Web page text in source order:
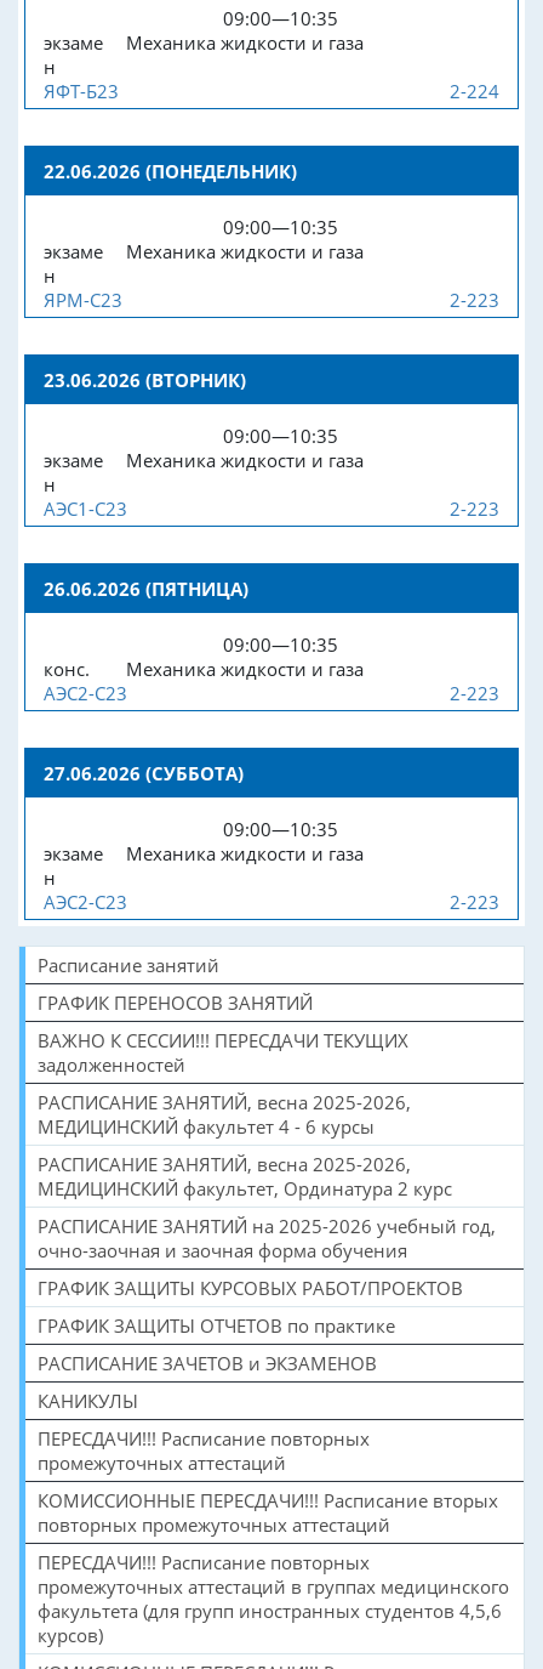
09:00—10:35
экзаме
н
Механика жидкости и газа
ЯФТ-Б23
2-224
22.06.2026 (ПОНЕДЕЛЬНИК)
09:00—10:35
экзаме
н
Механика жидкости и газа
ЯРМ-С23
2-223
23.06.2026 (ВТОРНИК)
09:00—10:35
экзаме
н
Механика жидкости и газа
АЭС1-С23
2-223
26.06.2026 (ПЯТНИЦА)
09:00—10:35
конс.
Механика жидкости и газа
АЭС2-С23
2-223
27.06.2026 (СУББОТА)
09:00—10:35
экзаме
н
Механика жидкости и газа
АЭС2-С23
2-223
Расписание занятий
ГРАФИК ПЕРЕНОСОВ ЗАНЯТИЙ
ВАЖНО К СЕССИИ!!! ПЕРЕСДАЧИ ТЕКУЩИХ
задолженностей
РАСПИСАНИЕ ЗАНЯТИЙ, весна 2025-2026,
МЕДИЦИНСКИЙ факультет 4 - 6 курсы
РАСПИСАНИЕ ЗАНЯТИЙ, весна 2025-2026,
МЕДИЦИНСКИЙ факультет, Ординатура 2 курс
РАСПИСАНИЕ ЗАНЯТИЙ на 2025-2026 учебный год,
очно-заочная и заочная форма обучения
ГРАФИК ЗАЩИТЫ КУРСОВЫХ РАБОТ/ПРОЕКТОВ
ГРАФИК ЗАЩИТЫ ОТЧЕТОВ по практике
РАСПИСАНИЕ ЗАЧЕТОВ и ЭКЗАМЕНОВ
КАНИКУЛЫ
ПЕРЕСДАЧИ!!! Расписание повторных
промежуточных аттестаций
КОМИССИОННЫЕ ПЕРЕСДАЧИ!!! Расписание вторых
повторных промежуточных аттестаций
ПЕРЕСДАЧИ!!! Расписание повторных
промежуточных аттестаций в группах медицинского
факультета (для групп иностранных студентов 4,5,6
курсов)